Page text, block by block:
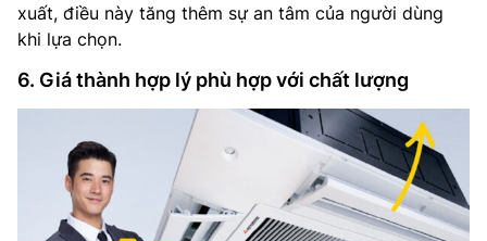
xuất, điều này tăng thêm sự an tâm của người dùng
khi lựa chọn.
6. Giá thành hợp lý phù hợp với chất lượng